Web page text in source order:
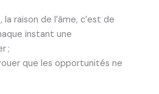
la raison de l’âme, c’est de
instant une
;
que les opportunités ne